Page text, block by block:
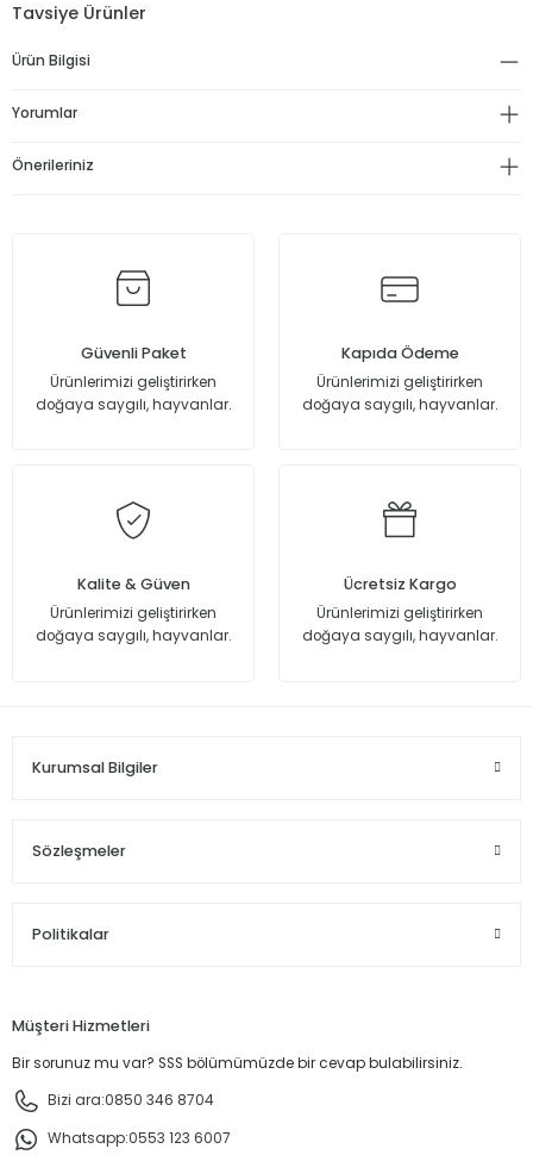
Tavsiye Ürünler
%50
Gözenek, Sivilce Ve Siyah Nokta Karşıtı Niacinamide Serum 30 Ml
Sivilce Ve Siyah Nokta Karşıtı Tüm Ciltler İçin Yeşil Çay Arındırıcı Temizleme Jeli
Ürün Bilgisi
Yorumlar
Önerileriniz
Güvenli Paket
Ürünlerimizi geliştirirken
doğaya saygılı, hayvanlar.
Kapıda Ödeme
Ürünlerimizi geliştirirken
doğaya saygılı, hayvanlar.
Kalite & Güven
Ürünlerimizi geliştirirken
doğaya saygılı, hayvanlar.
Ücretsiz Kargo
Ürünlerimizi geliştirirken
doğaya saygılı, hayvanlar.
Kurumsal Bilgiler
Sözleşmeler
Politikalar
Müşteri Hizmetleri
Bir sorunuz mu var? SSS bölümümüzde bir cevap bulabilirsiniz.
Bizi ara:0850 346 8704
Whatsapp:0553 123 6007